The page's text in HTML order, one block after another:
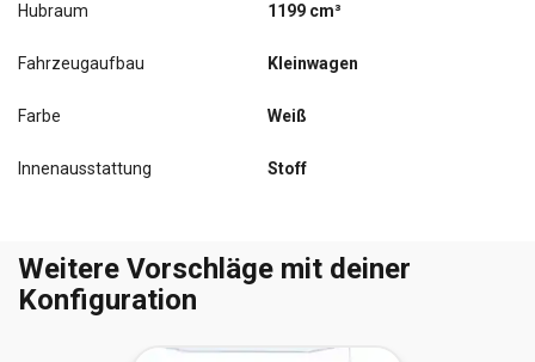
Hubraum 1199 cm³
Fahrzeugaufbau Kleinwagen
Farbe Weiß
Innenausstattung Stoff
Weitere Vorschläge mit deiner
Konfiguration